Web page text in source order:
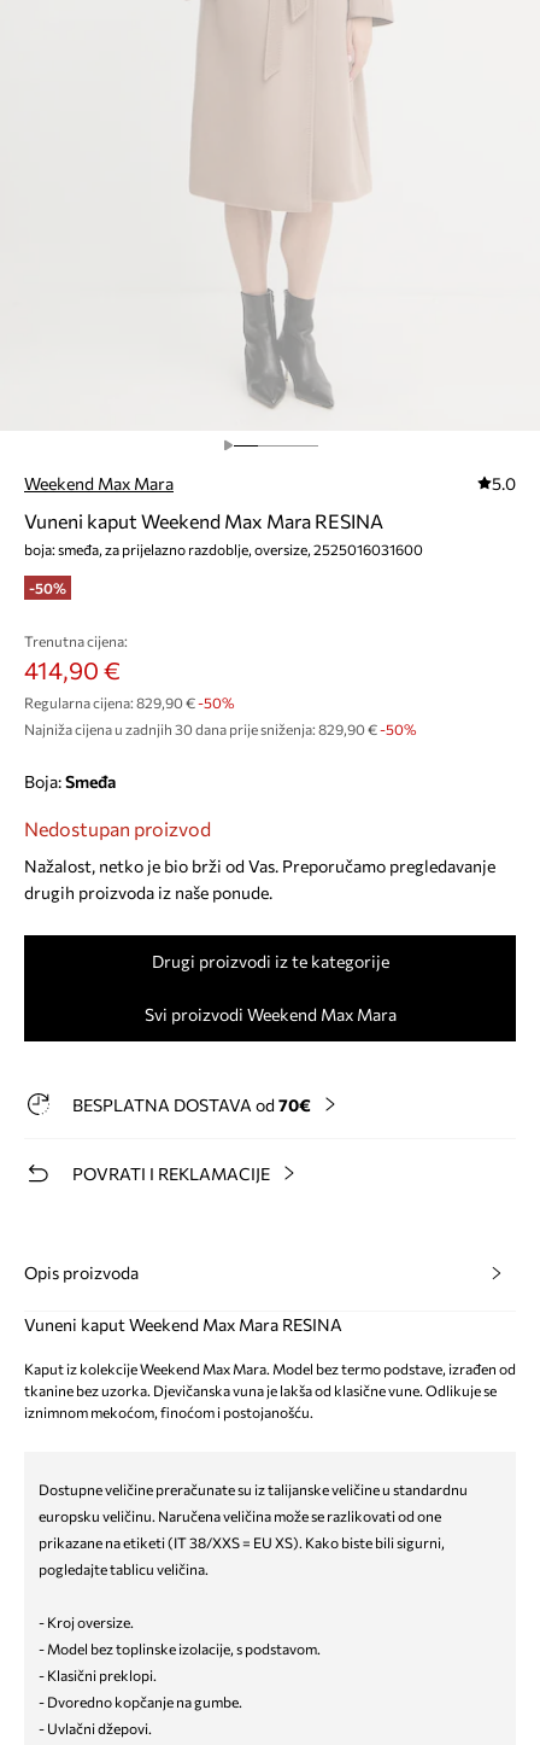
Weekend Max Mara 5.0
Vuneni kaput Weekend Max Mara RESINA
boja: smeđa, za prijelazno razdoblje, oversize, 2525016031600
-50%
Trenutna cijena:
414,90 €
Regularna cijena: 829,90 €-50%
Najniža cijena u zadnjih 30 dana prije sniženja: 829,90 € -50%
Boja: smeđa
Nedostupan proizvod
Nažalost, netko je bio brži od Vas. Preporučamo pregledavanje
drugih proizvoda iz naše ponude.
Drugi proizvodi iz te kategorije
Svi proizvodi Weekend Max Mara
BESPLATNA DOSTAVA od 70€
POVRATI I REKLAMACIJE
Opis proizvoda
Vuneni kaput Weekend Max Mara RESINA
Kaput iz kolekcije Weekend Max Mara. Model bez termo podstave, izrađen od
tkanine bez uzorka. Djevičanska vuna je lakša od klasične vune. Odlikuje se
iznimnom mekoćom, finoćom i postojanošću.
Dostupne veličine preračunate su iz talijanske veličine u standardnu
europsku veličinu. Naručena veličina može se razlikovati od one
prikazane na etiketi (IT 38/XXS = EU XS). Kako biste bili sigurni,
pogledajte tablicu veličina.
- Kroj oversize.
- Model bez toplinske izolacije, s podstavom.
- Klasični preklopi.
- Dvoredno kopčanje na gumbe.
- Uvlačni džepovi.